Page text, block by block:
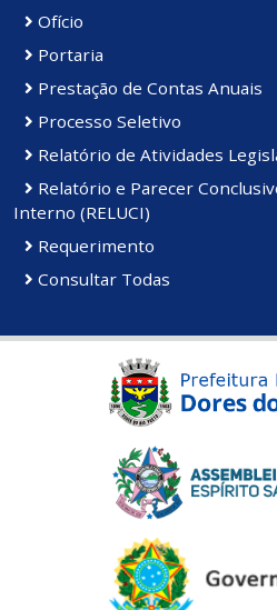
Ofício
Portaria
Prestação de Contas Anuais
Processo Seletivo
Relatório de Atividades
Relatório e Parecer
Interno (RELUCI)
Requerimento
Consultar Todas